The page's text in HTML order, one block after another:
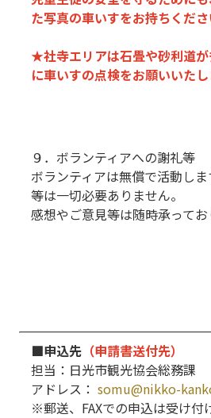
た写真の車いすをお持ちくださ
★社寺エリアは石畳や砂利道
に車いすの点検をお願いいたし
９．ボランティアへの謝礼等
ボランティアは無償で活動し
等は一切必要ありません。
感想やご意見等は随時承ってお
■申込先 （申請書送付先）
担当：日光市観光協会総務課
アドレス： somu@nikko-
※郵送、FAXでの申込は受け付